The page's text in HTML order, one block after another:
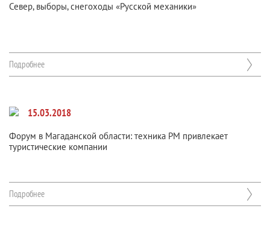
Север, выборы, снегоходы «Русской механики»
Подробнее
15.03.2018
Форум в Магаданской области: техника РМ привлекает
туристические компании
Подробнее